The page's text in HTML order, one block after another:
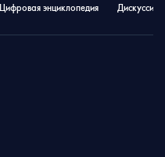
Цифровая энциклопедия